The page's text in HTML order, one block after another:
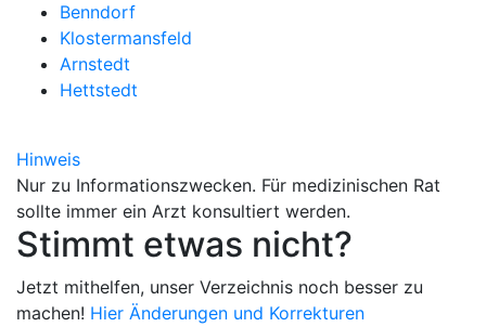
Benndorf
Klostermansfeld
Arnstedt
Hettstedt
Hinweis
Nur zu Informationszwecken. Für medizinischen Rat
sollte immer ein Arzt konsultiert werden.
Stimmt etwas nicht?
Jetzt mithelfen, unser Verzeichnis noch besser zu
machen! Hier Änderungen und Korrekturen